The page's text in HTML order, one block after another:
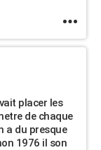
placer les
de chaque
a du presque
1976 il son